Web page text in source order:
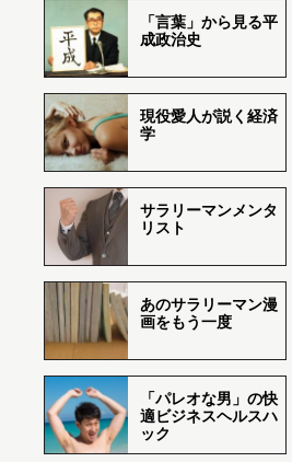
「言葉」から見る平
成政治史
現役愛人が説く経済
学
サラリーマンメンタ
リスト
あのサラリーマン漫
画をもう一度
「パレオな男」の快
適ビジネスヘルスハ
ック